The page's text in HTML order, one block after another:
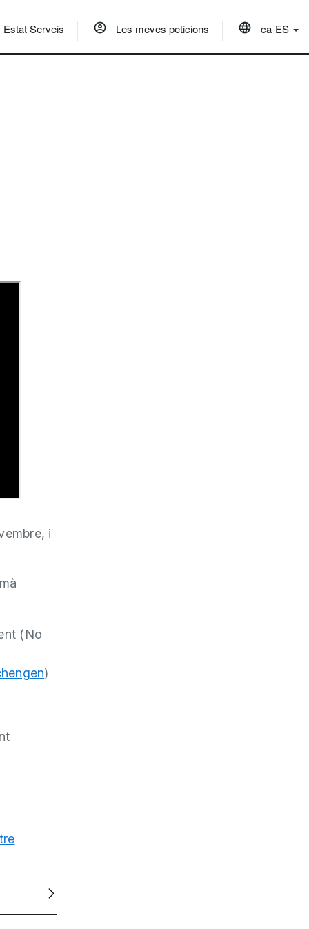
Estat Serveis Les meves peticions ca-ES
i
(No
)